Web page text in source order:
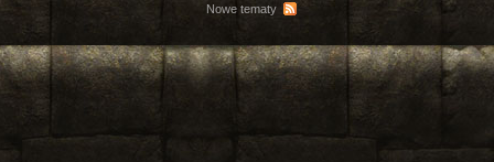
Nowe tematy